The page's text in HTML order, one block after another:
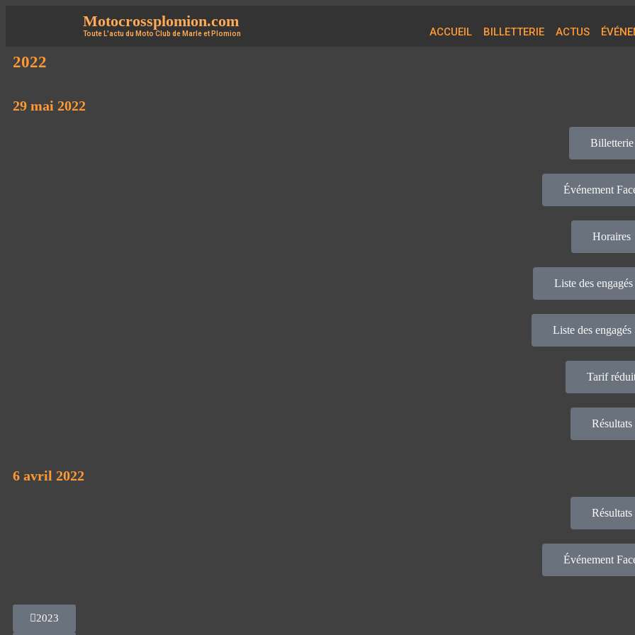
Motocrossplomion.com
Toute L'actu du Moto Club de Marle et Plomion ACCUEIL BILLETTERIE ACTUS
2022
29 mai 2022
Billetterie
Événement
Horaires
Liste des
Liste des engagés
Tarif
Résultats
6 avril 2022
Résultats
Événement
2023